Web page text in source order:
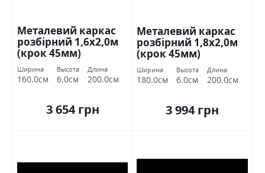
Металевий каркас
розбірний 1,6х2,0м
(крок 45мм)
Ширина
160.0см
Высота
6.0см
Длина
200.0см
3 654 грн
Металевий каркас
розбірний 1,8х2,0м
(крок 45мм)
Ширина
180.0см
Высота
6.0см
Длина
200.0см
3 994 грн